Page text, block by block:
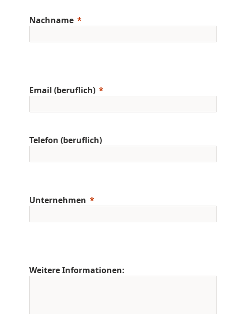
Nachname
Email (beruflich)
Telefon (beruflich)
Unternehmen
Weitere Informationen: